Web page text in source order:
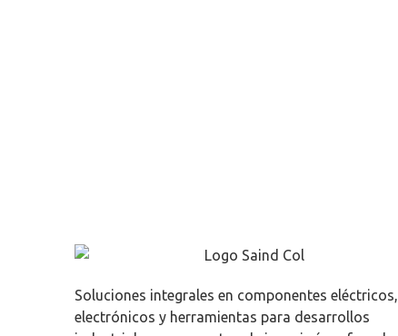
Soluciones integrales en componentes eléctricos,
electrónicos y herramientas para desarrollos